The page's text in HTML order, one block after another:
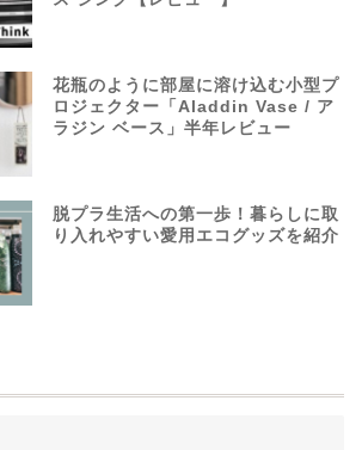
花瓶のように部屋に溶け込む小型プ
ロジェクター「Aladdin Vase / ア
ラジン ベース」半年レビュー
脱プラ生活への第一歩！暮らしに取
り入れやすい愛用エコグッズを紹介